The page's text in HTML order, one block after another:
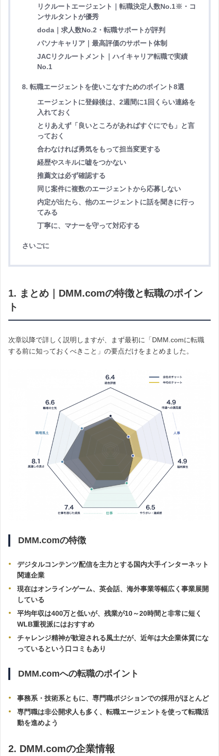
リクルートエージェント｜転職決定人数No.1※・コ
ンサルタントが優秀
doda｜求人数No.2・転職サポートが評判
パソナキャリア｜最高評価のサポート体制
JACリクルートメント｜ハイキャリア転職で実績
No.1
8. 転職エージェントを使いこなすためのポイント8選
エージェントに登録後は、2週間に1回くらい連絡を
入れておく
とりあえず「良いところがあればすぐにでも」と言
っておく
合わなければ勇気をもって担当変更する
経歴やスキルに嘘をつかない
推薦文は必ず確認する
同じ案件に複数のエージェントから応募しない
内定が出たら、他のエージェントに話を聞きに行っ
てみる
丁寧に、マナーを守って対応する
さいごに
1. まとめ｜DMM.comの特徴と転職のポイン
ト
次章以降で詳しく説明しますが、まず最初に「DMM.comに転職
する前に知っておくべきこと」の要点だけをまとめました。
DMM.comの特徴
デジタルコンテンツ配信を主力とする国内大手インターネット
関連企業
現在はオンラインゲーム、英会話、海外事業等幅広く事業展開
している
平均年収は400万と低いが、残業が10～20時間と非常に短く
WLB重視派にはおすすめ
チャレンジ精神が歓迎される風土だが、近年は大企業体質にな
っているという口コミもあり
DMM.comへの転職のポイント
事務系・技術系ともに、専門職ポジションでの採用がほとんど
専門職は非公開求人も多く、転職エージェントを使って転職活
動を進めよう
2. DMM.comの企業情報